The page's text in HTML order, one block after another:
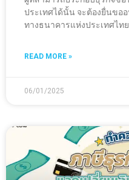
ประเทศได้นั้น จะต้องยื่นขอ
ทางธนาคารแห่งประเทศไท
READ MORE »
06/01/2025